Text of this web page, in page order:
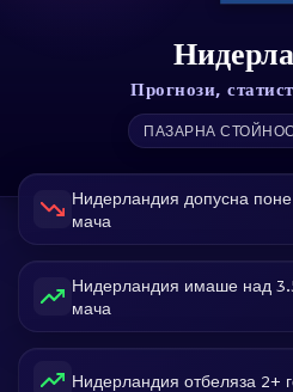
Прогнози,
ПАЗАРНА
Нидерландия допусна
мача
Нидерландия имаше над
мача
Нидерландия отбеляза 2+